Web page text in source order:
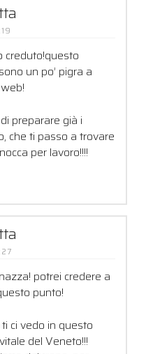
creduto!questo
un po’ pigra a
preparare già i
che ti passo a trovare
per lavoro!!!!
potrei credere a
punto!
ci vedo in questo
del Veneto!!!